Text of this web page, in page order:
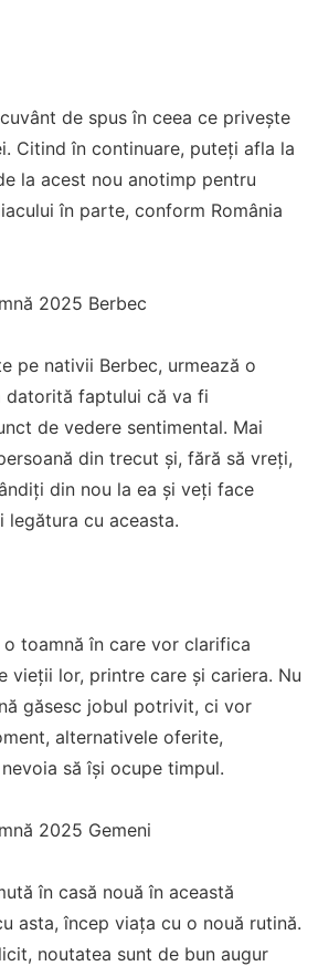
de spus în ceea ce privește
Citind în continuare, puteți afla la
la acest nou anotimp pentru
în parte, conform România
2025 Berbec
pe nativii Berbec, urmează o
datorită faptului că va fi
de vedere sentimental. Mai
din trecut și, fără să vreți,
din nou la ea și veți face
legătura cu aceasta.
o toamnă în care vor clarifica
vieții lor, printre care și cariera. Nu
găsesc jobul potrivit, ci vor
alternativele oferite,
să își ocupe timpul.
2025 Gemeni
în casă nouă în această
asta, încep viața cu o nouă rutină.
noutatea sunt de bun augur